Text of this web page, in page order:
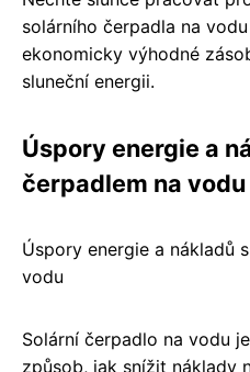
solárního čerpadla na
ekonomicky výhodné
sluneční energii.
Úspory energie a
čerpadlem na vodu
Úspory energie a nákladů
vodu
Solární čerpadlo na vodu
způsob, jak snížit náklady